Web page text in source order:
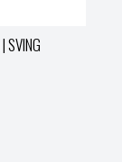
| SVING